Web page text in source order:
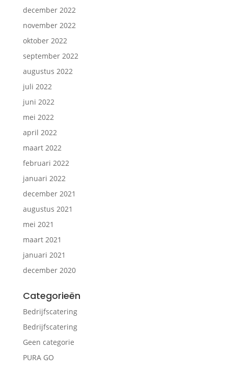
december 2022
november 2022
oktober 2022
september 2022
augustus 2022
juli 2022
juni 2022
mei 2022
april 2022
maart 2022
februari 2022
januari 2022
december 2021
augustus 2021
mei 2021
maart 2021
januari 2021
december 2020
Categorieën
Bedrijfscatering
Bedrijfscatering
Geen categorie
PURA GO